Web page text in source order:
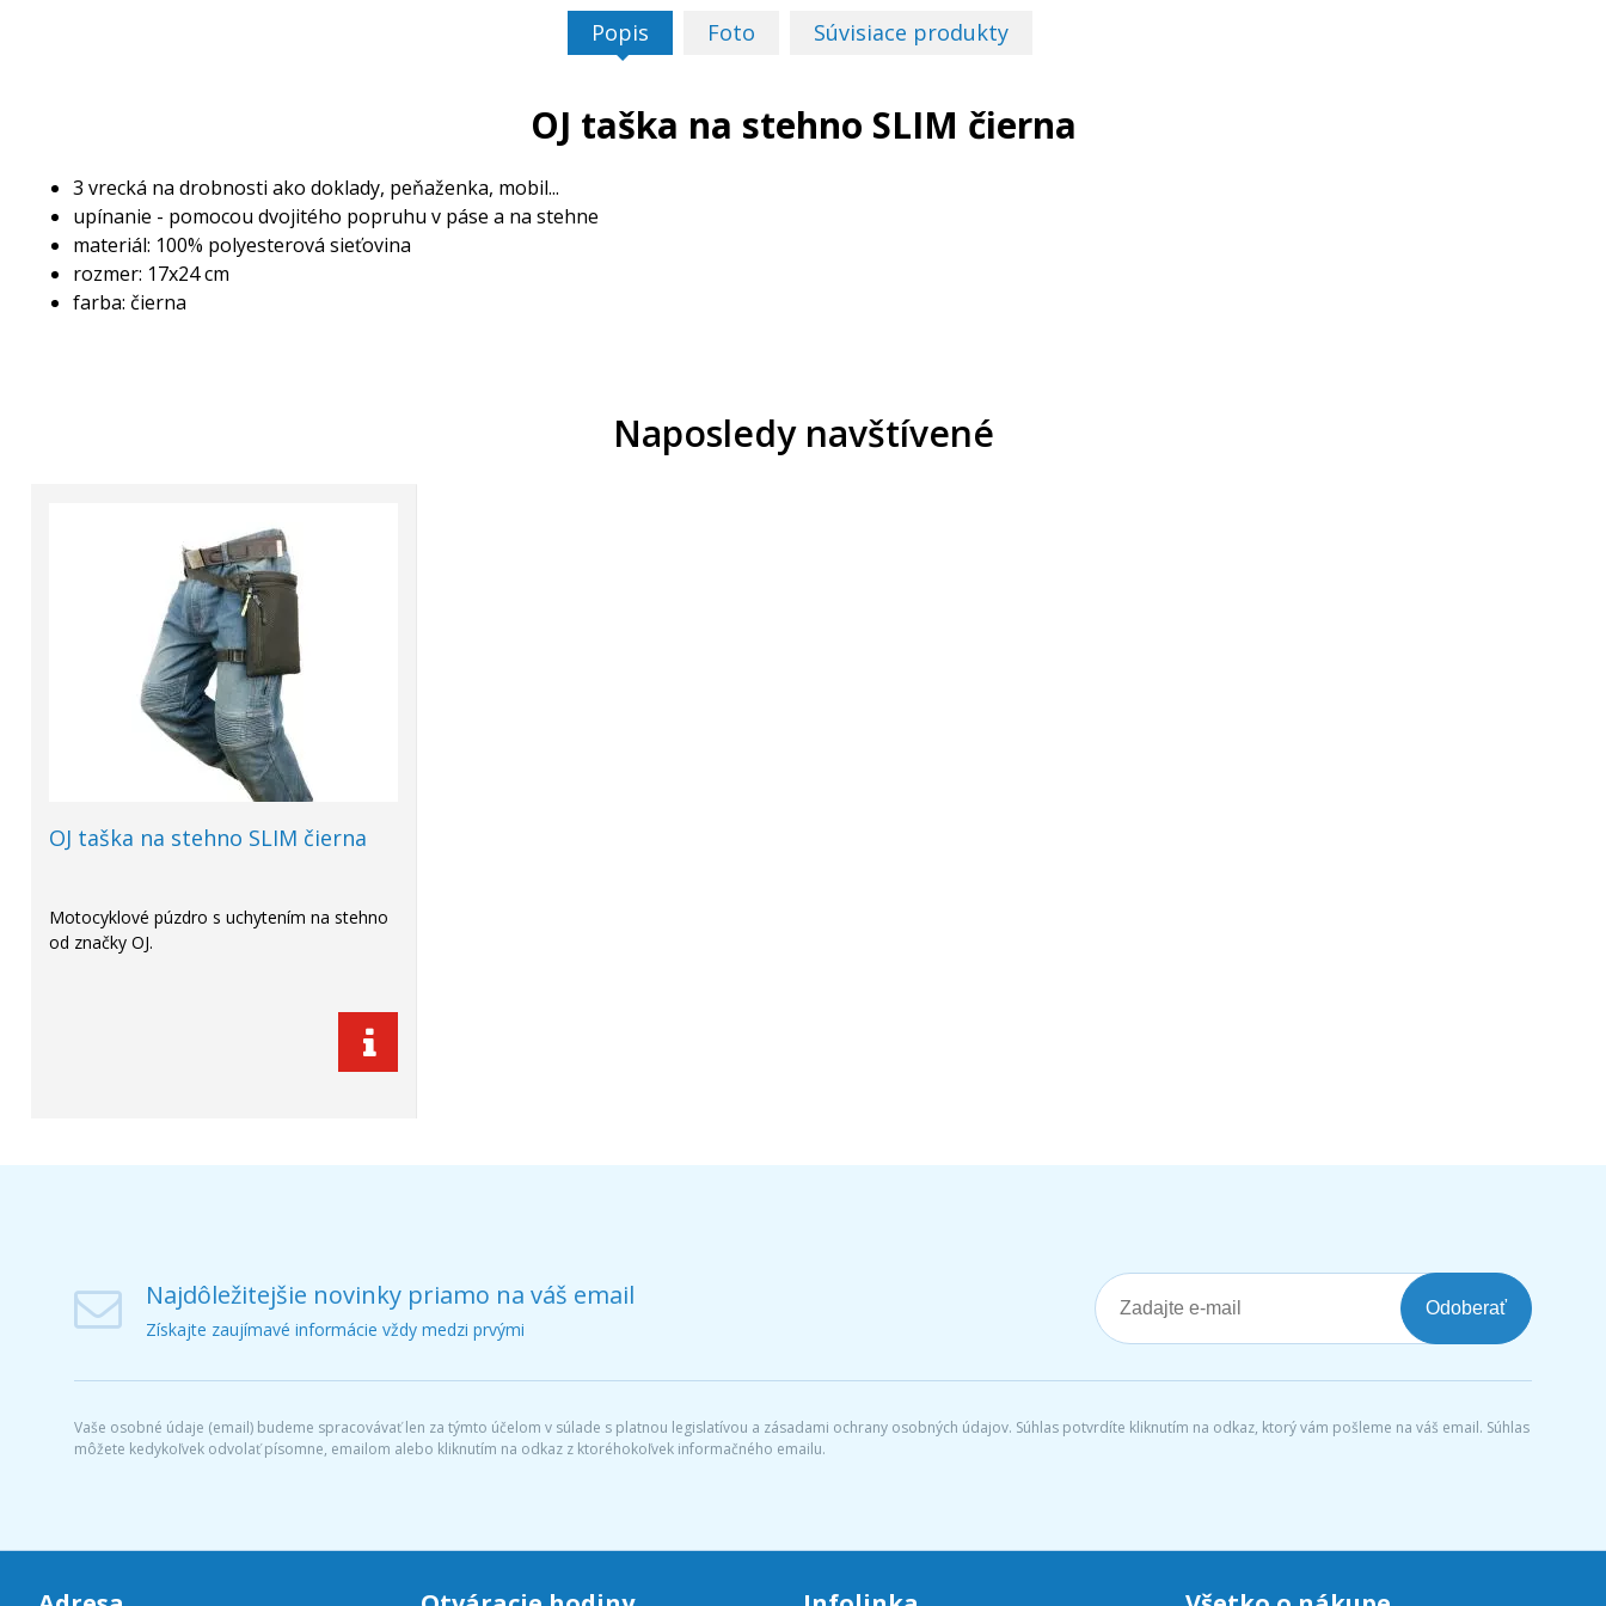
Popis Foto Súvisiace produkty
OJ taška na stehno SLIM čierna
3 vrecká na drobnosti ako doklady, peňaženka, mobil...
upínanie - pomocou dvojitého popruhu v páse a na stehne
materiál: 100% polyesterová sieťovina
rozmer: 17x24 cm
farba: čierna
Naposledy navštívené
OJ taška na stehno SLIM čierna
Motocyklové púzdro s uchytením na stehno
od značky OJ.
Najdôležitejšie novinky priamo na váš email
Získajte zaujímavé informácie vždy medzi prvými
Odoberať
Vaše osobné údaje (email) budeme spracovávať len za týmto účelom v súlade s platnou legislatívou a zásadami ochrany osobných údajov. Súhlas potvrdíte kliknutím na odkaz, ktorý vám pošleme na váš email. Súhlas
môžete kedykoľvek odvolať písomne, emailom alebo kliknutím na odkaz z ktoréhokoľvek informačného emailu.